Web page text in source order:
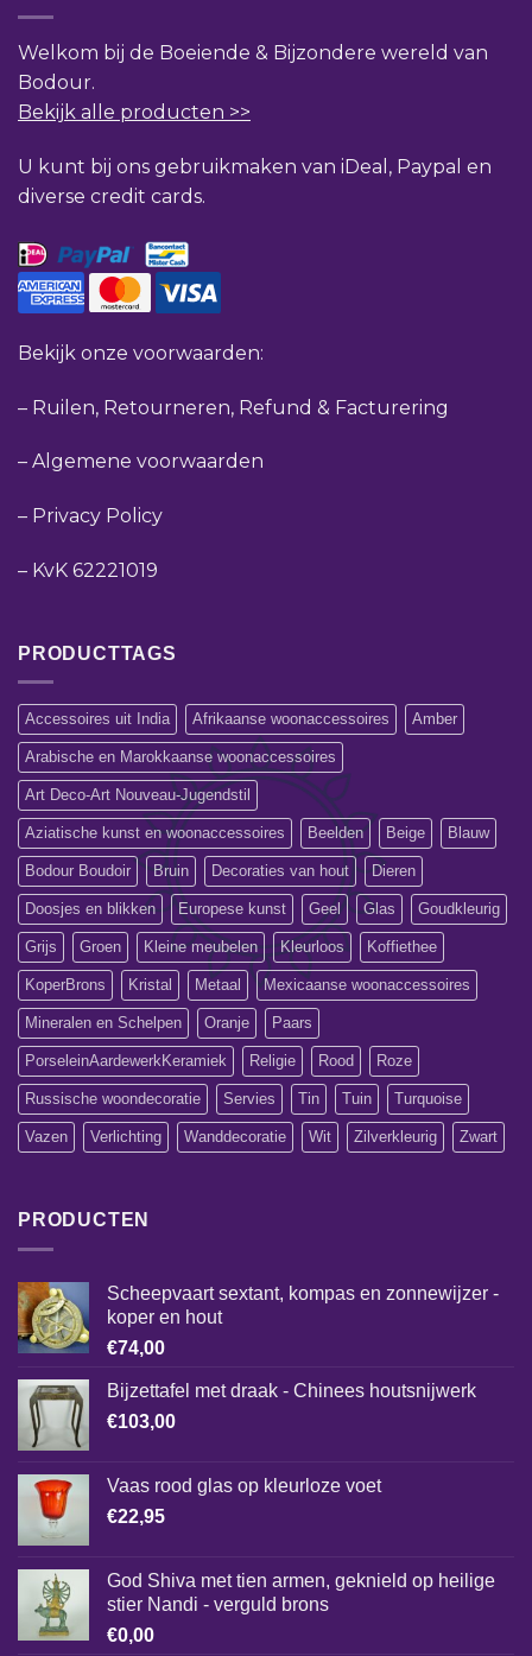
Welkom bij de Boeiende & Bijzondere wereld van
Bodour.
Bekijk alle producten >>
U kunt bij ons gebruikmaken van iDeal, Paypal en
diverse credit cards.
Bekijk onze voorwaarden:
– Ruilen, Retourneren, Refund & Facturering
– Algemene voorwaarden
– Privacy Policy
– KvK 62221019
PRODUCTTAGS
Accessoires uit India Afrikaanse woonaccessoires Amber
Arabische en Marokkaanse woonaccessoires
Art Deco-Art Nouveau-Jugendstil
Aziatische kunst en woonaccessoires Beelden Beige Blauw
Bodour Boudoir Bruin Decoraties van hout Dieren
Doosjes en blikken Europese kunst Geel Glas Goudkleurig
Grijs Groen Kleine meubelen Kleurloos Koffiethee
KoperBrons Kristal Metaal Mexicaanse woonaccessoires
Mineralen en Schelpen Oranje Paars
PorseleinAardewerkKeramiek Religie Rood Roze
Russische woondecoratie Servies Tin Tuin Turquoise
Vazen Verlichting Wanddecoratie Wit Zilverkleurig Zwart
PRODUCTEN
Scheepvaart sextant, kompas en zonnewijzer -
koper en hout
€74,00
Bijzettafel met draak - Chinees houtsnijwerk
€103,00
Vaas rood glas op kleurloze voet
€22,95
God Shiva met tien armen, geknield op heilige
stier Nandi - verguld brons
€0,00